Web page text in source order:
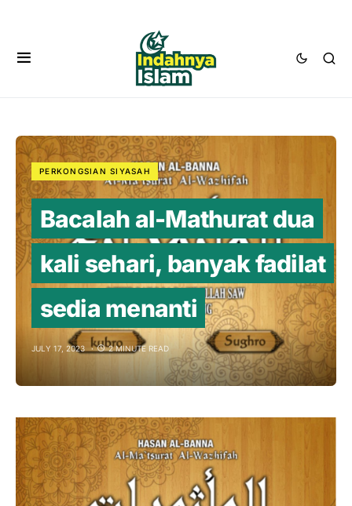
PERKONGSIAN SIYASAH
Bacalah al-Mathurat dua
kali sehari, banyak fadilat
sedia menanti
JULY 17, 2023 2 MINUTE READ